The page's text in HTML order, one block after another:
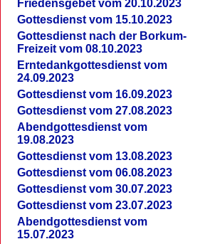
Friedensgebet vom 20.10.2023
Gottesdienst vom 15.10.2023
Gottesdienst nach der Borkum-
Freizeit vom 08.10.2023
Erntedankgottesdienst vom
24.09.2023
Gottesdienst vom 16.09.2023
Gottesdienst vom 27.08.2023
Abendgottesdienst vom
19.08.2023
Gottesdienst vom 13.08.2023
Gottesdienst vom 06.08.2023
Gottesdienst vom 30.07.2023
Gottesdienst vom 23.07.2023
Abendgottesdienst vom
15.07.2023